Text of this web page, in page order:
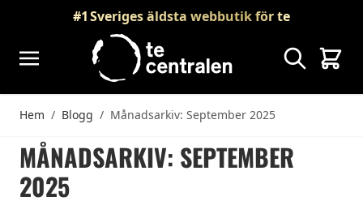
Skip to Content
#1Sveriges äldsta webbutik för te
Sök Vagn
Hem / Blogg / Månadsarkiv: September 2025
MÅNADSARKIV: SEPTEMBER
2025